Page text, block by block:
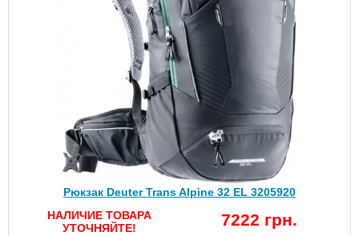
Рюкзак Deuter Trans Alpine 32 EL 3205920
НАЛИЧИЕ ТОВАРА
УТОЧНЯЙТЕ!
7222 грн.